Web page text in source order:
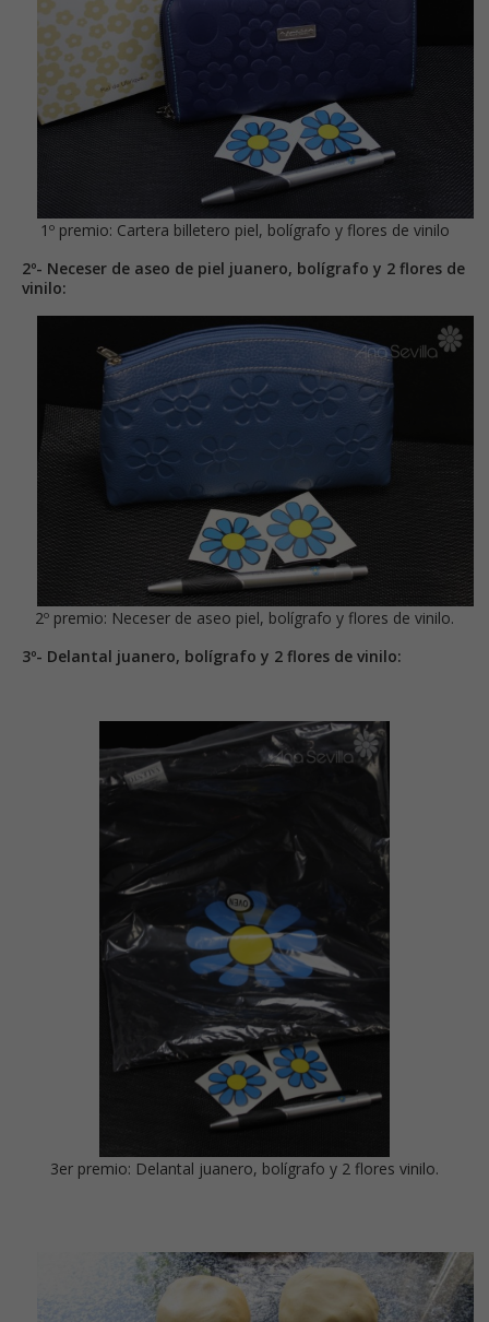
1º premio: Cartera billetero piel, bolígrafo y flores de vinilo
2º- Neceser de aseo de piel juanero, bolígrafo y 2 flores de
vinilo:
2º premio: Neceser de aseo piel, bolígrafo y flores de vinilo.
3º- Delantal juanero, bolígrafo y 2 flores de vinilo:
3er premio: Delantal juanero, bolígrafo y 2 flores vinilo.